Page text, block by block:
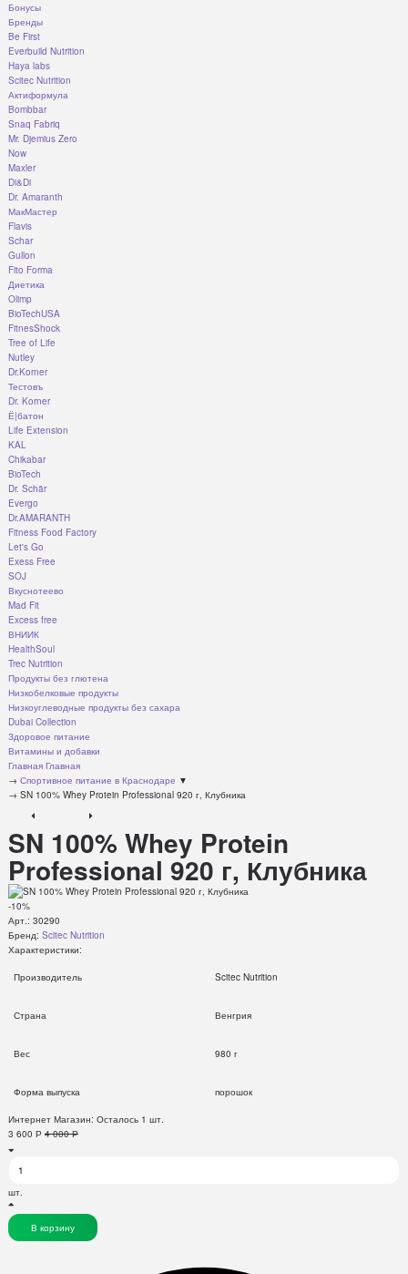
Бонусы
Бренды
Be First
Everbuild Nutrition
Haya labs
Scitec Nutrition
Актиформула
Bombbar
Snaq Fabriq
Mr. Djemius Zero
Now
Maxler
Di&Di
Dr. Amaranth
МакМастер
Flavis
Schar
Gullon
Fito Forma
Диетика
Olimp
BioTechUSA
FitnesShock
Tree of Life
Nutley
Dr.Korner
Тестовъ
Dr. Korner
Ё|батон
Life Extension
KAL
Chikabar
BioTech
Dr. Schär
Evergo
Dr.AMARANTH
Fitness Food Factory
Let's Go
Exess Free
SOJ
Вкуснотеево
Mad Fit
Excess free
ВНИИК
HealthSoul
Trec Nutrition
Продукты без глютена
Низкобелковые продукты
Низкоуглеводные продукты без сахара
Dubai Collection
Здоровое питание
Витамины и добавки
Главная Главная
→ Спортивное питание в Краснодаре ▼
→ SN 100% Whey Protein Professional 920 г, Клубника
SN 100% Whey Protein
Professional 920 г, Клубника
-10%
Арт.: 30290
Бренд: Scitec Nutrition
Характеристики:
Производитель Scitec Nutrition
Страна Венгрия
Вес 980 г
Форма выпуска порошок
Интернет Магазин: Осталось 1 шт.
3 600 Р 4 000Р
шт.
В корзину